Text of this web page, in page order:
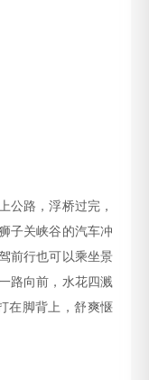
公路，浮桥过完 ，
子关峡谷的汽车冲
前行也可以乘坐景
路向前，水花四溅
在脚背上，舒爽惬